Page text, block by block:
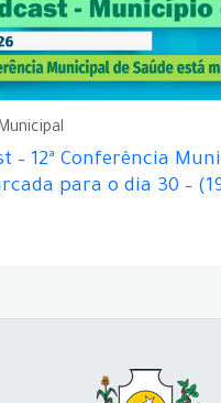
– 12ª Conferência
para o dia 30 –